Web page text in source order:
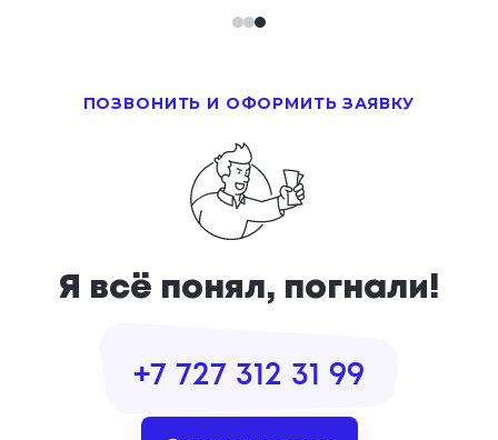
ПОЗВОНИТЬ И ОФОРМИТЬ ЗАЯВКУ
Я всё понял, погнали!
+7 727 312 31 99